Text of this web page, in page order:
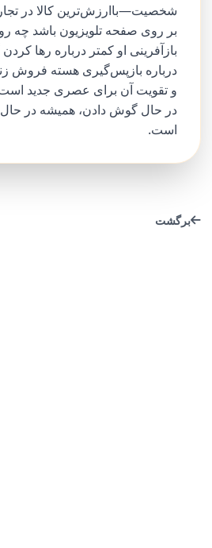
شخصیت—باارزش‌ترین کالا در
بر روی صفحه تلویزیون باشد چه
بازآفرینی او کمتر درباره رها
درباره بازپس‌گیری هسته فروش
و تقویت آن برای عصری جدید
در حال گوش دادن، همیشه در حال
است.
برگشت